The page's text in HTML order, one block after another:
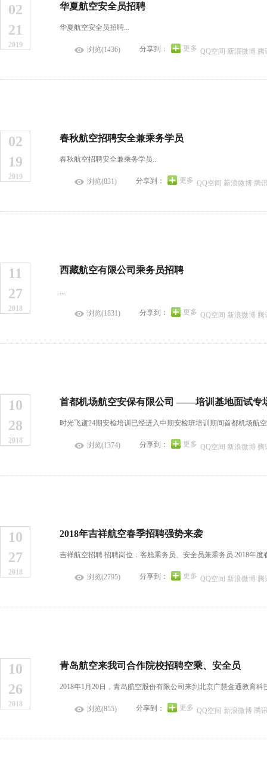
02
21
2019
华夏航空安全员招聘
华夏航空安全员招聘...
浏览(1436) 分享到： QQ空间 新浪微博 腾
更多
02
19
2019
春秋航空招聘安全兼乘务学员
春秋航空招聘安全兼乘务学员...
浏览(831) 分享到： QQ空间 新浪微博 腾
更多
11
27
2018
西藏航空有限公司乘务员招聘
...
浏览(1831) 分享到： QQ空间 新浪微博 腾
更多
10
28
2018
首都机场航空安保有限公司 ——培训基地面试专
时光飞逝24期安检培训已经进入中期安检班培训期间首都机场航
浏览(1374) 分享到： QQ空间 新浪微博 腾
更多
10
27
2018
2018年吉祥航空春季招聘强势来袭
吉祥航空招聘 招聘岗位：客舱乘务员、安全员兼乘务员 2018年
浏览(2795) 分享到： QQ空间 新浪微博 腾
更多
10
26
2018
青岛航空来我司合作院校招聘空乘、安全员
2018年1月20日，青岛航空股份有限公司来到北京广慧金通教育
浏览(855) 分享到： QQ空间 新浪微博 腾
更多